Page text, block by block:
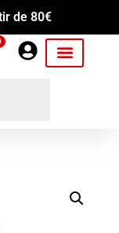
de 80€